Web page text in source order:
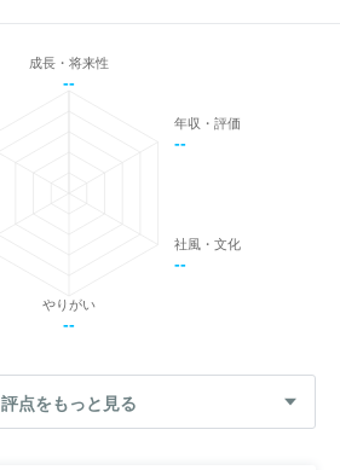
成長・将来性
--
年収・評価
--
社風・文化
--
やりがい
--
評点をもっと見る